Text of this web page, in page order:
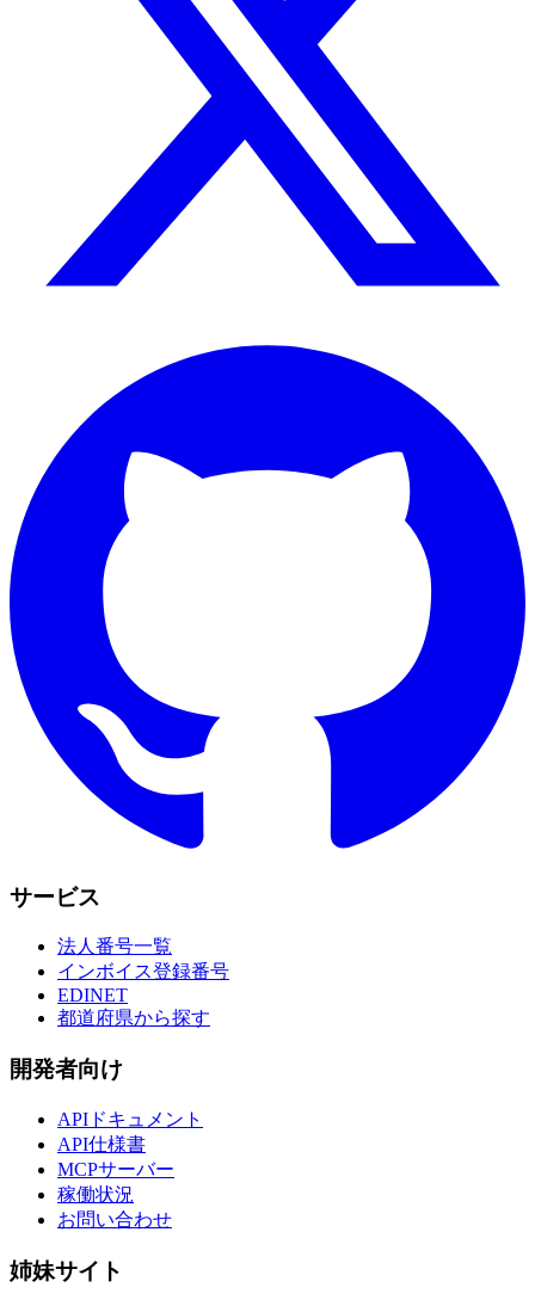
サービス
法人番号一覧
インボイス登録番号
EDINET
都道府県から探す
開発者向け
APIドキュメント
API仕様書
MCPサーバー
稼働状況
お問い合わせ
姉妹サイト